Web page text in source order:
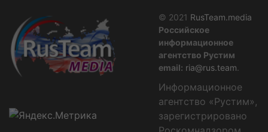
© 2021 RusTeam.media
Российское
информационное
агентство Рустим
email: ria@rus.team.
Информационное
агентство «Рустим»,
зарегистрировано